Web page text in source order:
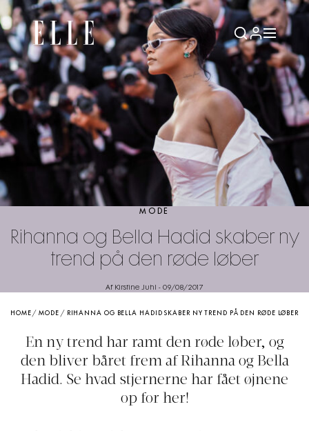
MODE
Rihanna og Bella Hadid skaber ny
trend på den røde løber
Af Kirstine Juhl - 09/08/2017
HOME /MODE / RIHANNA OG BELLA HADID SKABER NY TREND PÅ DEN RØDE LØBER
En ny trend har ramt den røde løber, og
den bliver båret frem af Rihanna og Bella
Hadid. Se hvad stjernerne har fået øjnene
op for her!